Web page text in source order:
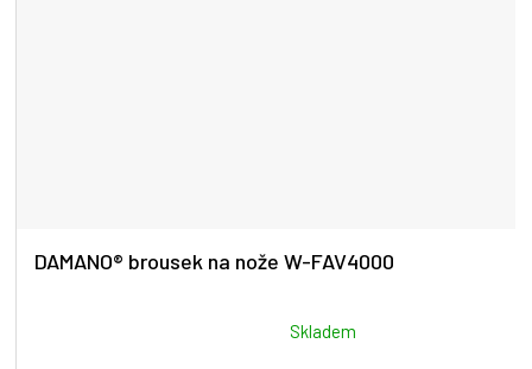
DAMANO® brousek na nože W-FAV4000
Skladem